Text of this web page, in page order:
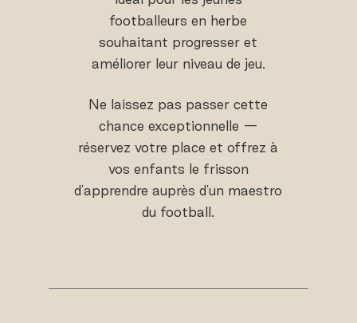
footballeurs en herbe
souhaitant progresser et
améliorer leur niveau de jeu.
Ne laissez pas passer cette
chance exceptionnelle —
réservez votre place et offrez à
vos enfants le frisson
d'apprendre auprès d'un maestro
du football.